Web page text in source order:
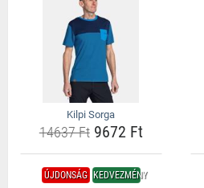
Kilpi Sorga
14637 Ft9672 Ft
ÚJDONSÁG KEDVEZMÉNY